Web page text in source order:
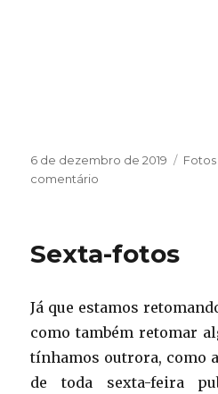
Publicado
em
6 de dezembro de 2019
comentário
Sexta-fotos
Já que estamos
como também retomar
tínhamos outrora, como
de toda sexta-feira